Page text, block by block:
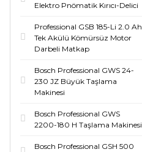
Elektro Pnömatik Kırıcı-Delici
Professional GSB 185-Li 2.0 Ah
Tek Akülü Kömürsüz Motor
Darbeli Matkap
Bosch Professional GWS 24-
230 JZ Büyük Taşlama
Makinesi
Bosch Professional GWS
2200-180 H Taşlama Makinesi
Bosch Professional GSH 500